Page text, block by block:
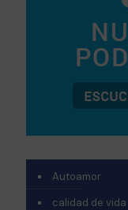
Autoamor
calidad de vida